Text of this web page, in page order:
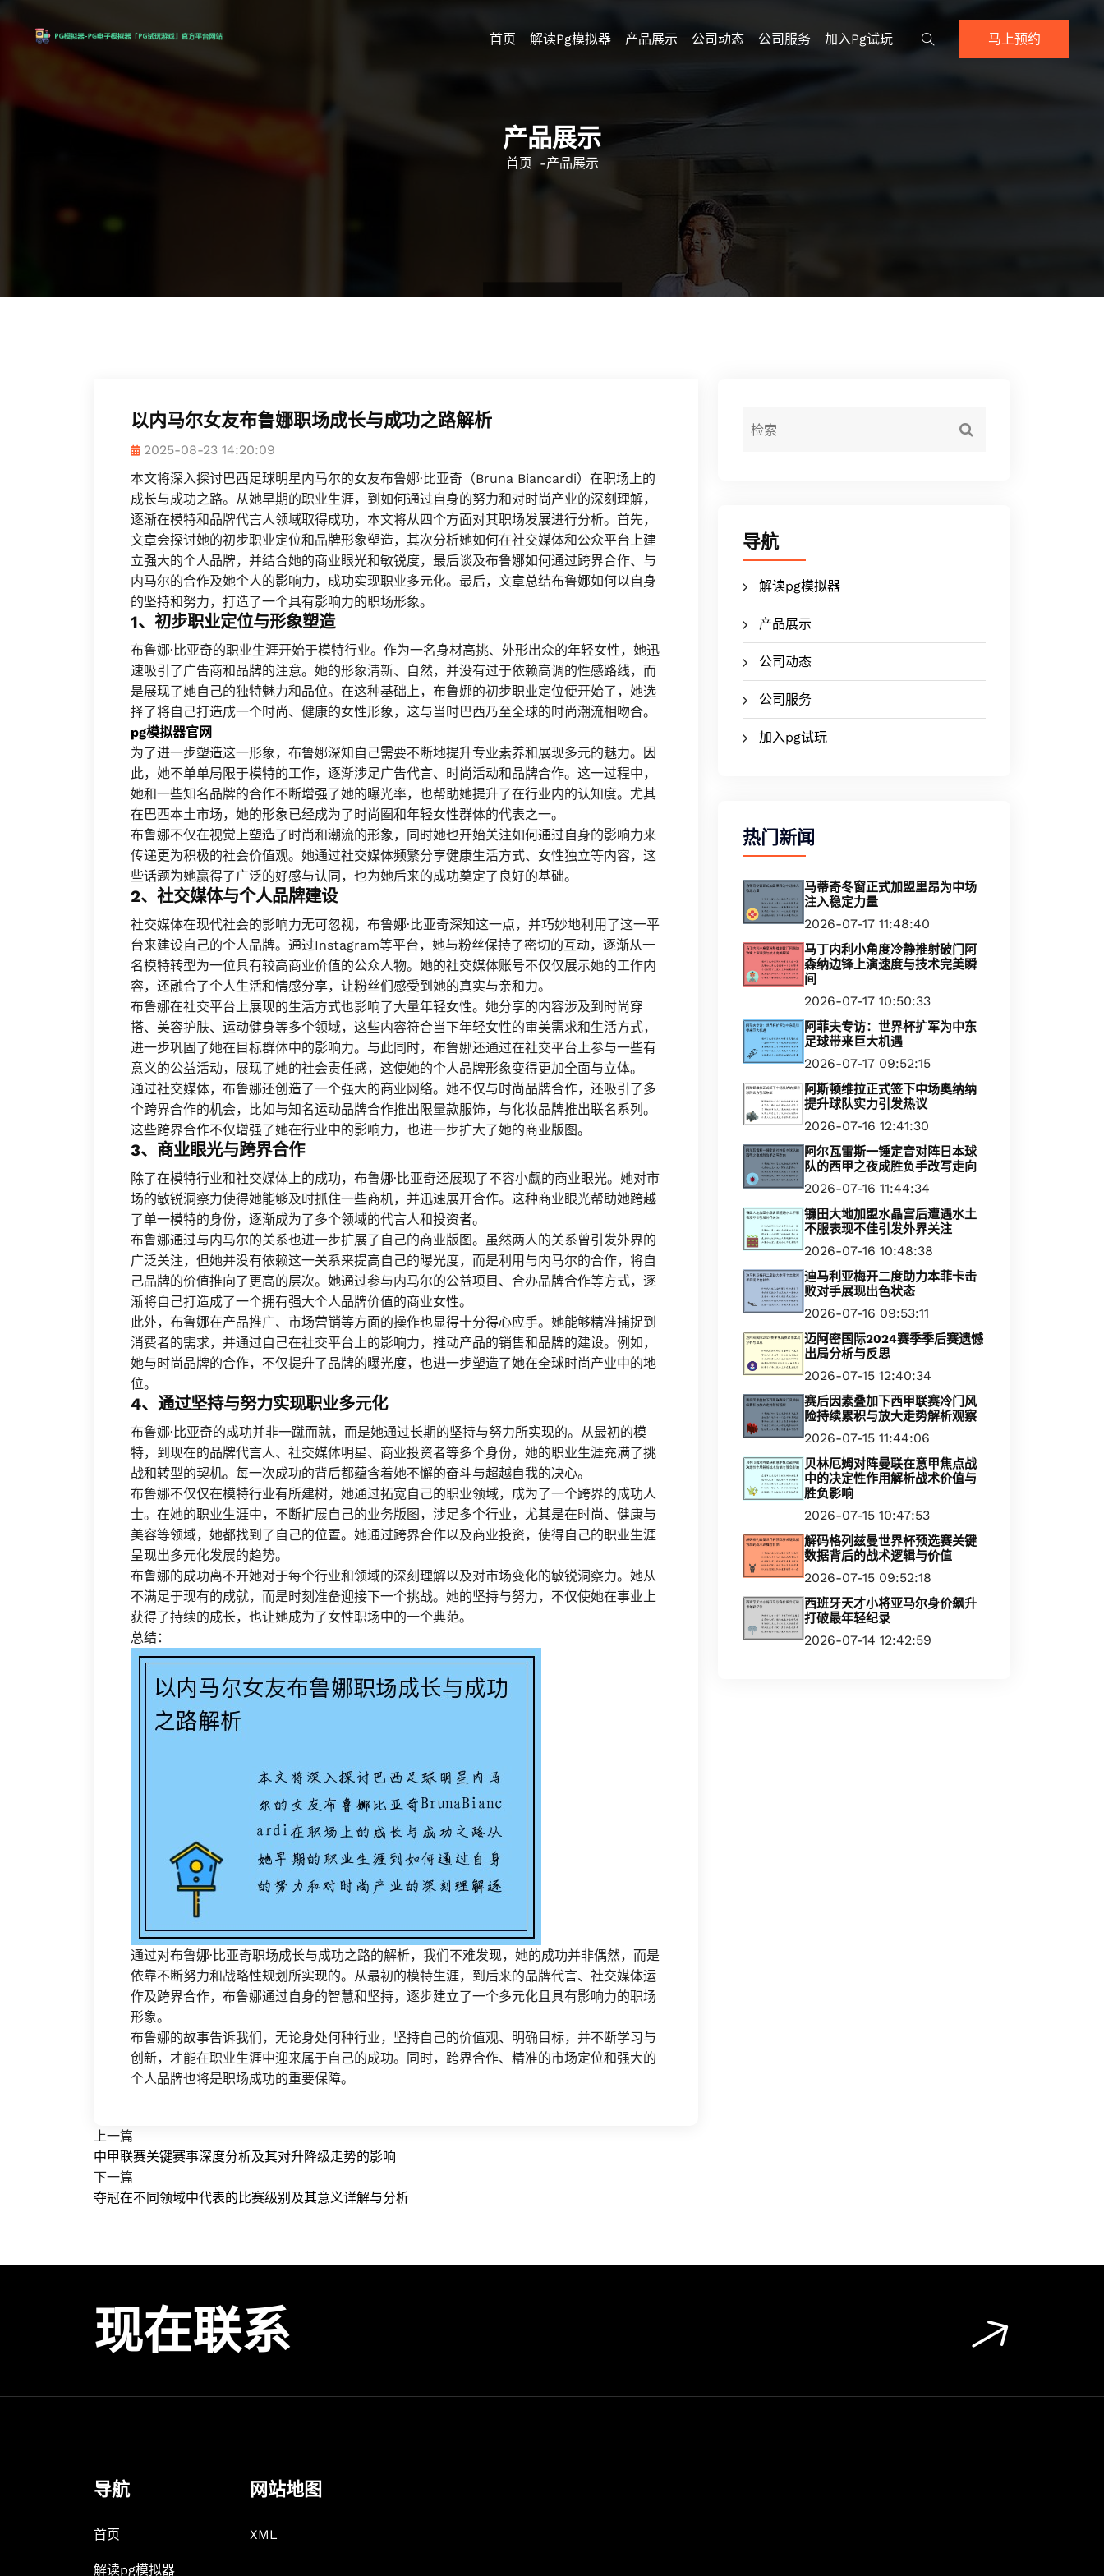
首页 解读pg模拟器 产品展示 公司动态 公司服务 加入pg试玩 马上预约
产品展示
首页 -产品展示
以内马尔女友布鲁娜职场成长与成功之路解析
2025-08-23 14:20:09
本文将深入探讨巴西足球明星内马尔的女友布鲁娜·比亚奇（Bruna Biancardi）在职场上的
成长与成功之路。从她早期的职业生涯，到如何通过自身的努力和对时尚产业的深刻理解，
逐渐在模特和品牌代言人领域取得成功，本文将从四个方面对其职场发展进行分析。首先，
文章会探讨她的初步职业定位和品牌形象塑造，其次分析她如何在社交媒体和公众平台上建
立强大的个人品牌，并结合她的商业眼光和敏锐度，最后谈及布鲁娜如何通过跨界合作、与
内马尔的合作及她个人的影响力，成功实现职业多元化。最后，文章总结布鲁娜如何以自身
的坚持和努力，打造了一个具有影响力的职场形象。
1、初步职业定位与形象塑造
布鲁娜·比亚奇的职业生涯开始于模特行业。作为一名身材高挑、外形出众的年轻女性，她迅
速吸引了广告商和品牌的注意。她的形象清新、自然，并没有过于依赖高调的性感路线，而
是展现了她自己的独特魅力和品位。在这种基础上，布鲁娜的初步职业定位便开始了，她选
择了将自己打造成一个时尚、健康的女性形象，这与当时巴西乃至全球的时尚潮流相吻合。
pg模拟器官网
为了进一步塑造这一形象，布鲁娜深知自己需要不断地提升专业素养和展现多元的魅力。因
此，她不单单局限于模特的工作，逐渐涉足广告代言、时尚活动和品牌合作。这一过程中，
她和一些知名品牌的合作不断增强了她的曝光率，也帮助她提升了在行业内的认知度。尤其
在巴西本土市场，她的形象已经成为了时尚圈和年轻女性群体的代表之一。
布鲁娜不仅在视觉上塑造了时尚和潮流的形象，同时她也开始关注如何通过自身的影响力来
传递更为积极的社会价值观。她通过社交媒体频繁分享健康生活方式、女性独立等内容，这
些话题为她赢得了广泛的好感与认同，也为她后来的成功奠定了良好的基础。
2、社交媒体与个人品牌建设
社交媒体在现代社会的影响力无可忽视，布鲁娜·比亚奇深知这一点，并巧妙地利用了这一平
台来建设自己的个人品牌。通过Instagram等平台，她与粉丝保持了密切的互动，逐渐从一
名模特转型为一位具有较高商业价值的公众人物。她的社交媒体账号不仅仅展示她的工作内
容，还融合了个人生活和情感分享，让粉丝们感受到她的真实与亲和力。
布鲁娜在社交平台上展现的生活方式也影响了大量年轻女性。她分享的内容涉及到时尚穿
搭、美容护肤、运动健身等多个领域，这些内容符合当下年轻女性的审美需求和生活方式，
进一步巩固了她在目标群体中的影响力。与此同时，布鲁娜还通过在社交平台上参与一些有
意义的公益活动，展现了她的社会责任感，这使她的个人品牌形象变得更加全面与立体。
通过社交媒体，布鲁娜还创造了一个强大的商业网络。她不仅与时尚品牌合作，还吸引了多
个跨界合作的机会，比如与知名运动品牌合作推出限量款服饰，与化妆品牌推出联名系列。
这些跨界合作不仅增强了她在行业中的影响力，也进一步扩大了她的商业版图。
3、商业眼光与跨界合作
除了在模特行业和社交媒体上的成功，布鲁娜·比亚奇还展现了不容小觑的商业眼光。她对市
场的敏锐洞察力使得她能够及时抓住一些商机，并迅速展开合作。这种商业眼光帮助她跨越
了单一模特的身份，逐渐成为了多个领域的代言人和投资者。
布鲁娜通过与内马尔的关系也进一步扩展了自己的商业版图。虽然两人的关系曾引发外界的
广泛关注，但她并没有依赖这一关系来提高自己的曝光度，而是利用与内马尔的合作，将自
己品牌的价值推向了更高的层次。她通过参与内马尔的公益项目、合办品牌合作等方式，逐
渐将自己打造成了一个拥有强大个人品牌价值的商业女性。
此外，布鲁娜在产品推广、市场营销等方面的操作也显得十分得心应手。她能够精准捕捉到
消费者的需求，并通过自己在社交平台上的影响力，推动产品的销售和品牌的建设。例如，
她与时尚品牌的合作，不仅提升了品牌的曝光度，也进一步塑造了她在全球时尚产业中的地
位。
4、通过坚持与努力实现职业多元化
布鲁娜·比亚奇的成功并非一蹴而就，而是她通过长期的坚持与努力所实现的。从最初的模
特，到现在的品牌代言人、社交媒体明星、商业投资者等多个身份，她的职业生涯充满了挑
战和转型的契机。每一次成功的背后都蕴含着她不懈的奋斗与超越自我的决心。
布鲁娜不仅仅在模特行业有所建树，她通过拓宽自己的职业领域，成为了一个跨界的成功人
士。在她的职业生涯中，不断扩展自己的业务版图，涉足多个行业，尤其是在时尚、健康与
美容等领域，她都找到了自己的位置。她通过跨界合作以及商业投资，使得自己的职业生涯
呈现出多元化发展的趋势。
布鲁娜的成功离不开她对于每个行业和领域的深刻理解以及对市场变化的敏锐洞察力。她从
不满足于现有的成就，而是时刻准备迎接下一个挑战。她的坚持与努力，不仅使她在事业上
获得了持续的成长，也让她成为了女性职场中的一个典范。
总结：
通过对布鲁娜·比亚奇职场成长与成功之路的解析，我们不难发现，她的成功并非偶然，而是
依靠不断努力和战略性规划所实现的。从最初的模特生涯，到后来的品牌代言、社交媒体运
作及跨界合作，布鲁娜通过自身的智慧和坚持，逐步建立了一个多元化且具有影响力的职场
形象。
布鲁娜的故事告诉我们，无论身处何种行业，坚持自己的价值观、明确目标，并不断学习与
创新，才能在职业生涯中迎来属于自己的成功。同时，跨界合作、精准的市场定位和强大的
个人品牌也将是职场成功的重要保障。
上一篇
中甲联赛关键赛事深度分析及其对升降级走势的影响
下一篇
夺冠在不同领域中代表的比赛级别及其意义详解与分析
导航
解读pg模拟器
产品展示
公司动态
公司服务
加入pg试玩
热门新闻
马蒂奇冬窗正式加盟里昂为中场
注入稳定力量
2026-07-17 11:48:40
马丁内利小角度冷静推射破门阿
森纳边锋上演速度与技术完美瞬
间
2026-07-17 10:50:33
阿菲夫专访：世界杯扩军为中东
足球带来巨大机遇
2026-07-17 09:52:15
阿斯顿维拉正式签下中场奥纳纳
提升球队实力引发热议
2026-07-16 12:41:30
阿尔瓦雷斯一锤定音对阵日本球
队的西甲之夜成胜负手改写走向
2026-07-16 11:44:34
镰田大地加盟水晶宫后遭遇水土
不服表现不佳引发外界关注
2026-07-16 10:48:38
迪马利亚梅开二度助力本菲卡击
败对手展现出色状态
2026-07-16 09:53:11
迈阿密国际2024赛季季后赛遗憾
出局分析与反思
2026-07-15 12:40:34
赛后因素叠加下西甲联赛冷门风
险持续累积与放大走势解析观察
2026-07-15 11:44:06
贝林厄姆对阵曼联在意甲焦点战
中的决定性作用解析战术价值与
胜负影响
2026-07-15 10:47:53
解码格列兹曼世界杯预选赛关键
数据背后的战术逻辑与价值
2026-07-15 09:52:18
西班牙天才小将亚马尔身价飙升
打破最年轻纪录
2026-07-14 12:42:59
现在联系
导航
首页
解读pg模拟器
网站地图
XML